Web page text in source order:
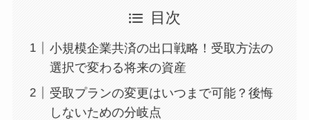
目次
小規模企業共済の出口戦略！受取方法の
選択で変わる将来の資産
受取プランの変更はいつまで可能？後悔
しないための分岐点